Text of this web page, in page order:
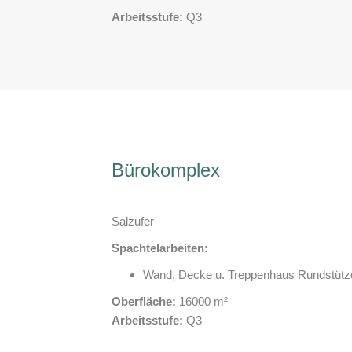
Arbeitsstufe: Q3
Bürokomplex
Salzufer
Spachtelarbeiten:
Wand, Decke u. Treppenhaus
Oberfläche: 16000 m²
Arbeitsstufe: Q3